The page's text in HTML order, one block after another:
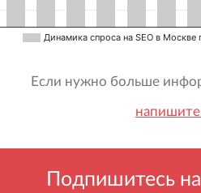
Динамика спроса на SEO в
Если нужно больше
Подпишитесь